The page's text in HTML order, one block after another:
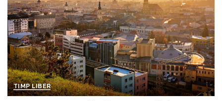
TIMP LIBER